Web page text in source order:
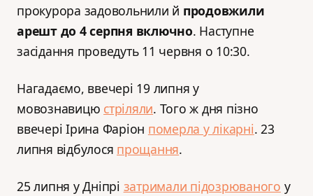
прокурора задовольнили й продовжили
арешт до 4 серпня включно. Наступне
засідання проведуть 11 червня о 10:30.
Нагадаємо, ввечері 19 липня у
мовознавицю стріляли. Того ж дня пізно
ввечері Ірина Фаріон померла у лікарні. 23
липня відбулося прощання.
25 липня у Дніпрі затримали підозрюваного у